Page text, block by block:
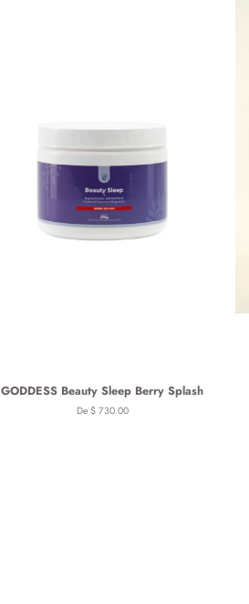
GODDESS Beauty Sleep Berry Splash
De $ 730.00